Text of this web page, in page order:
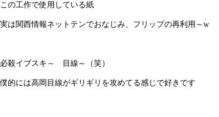
この工作で使用している紙
実は関西情報ネットテンでおなじみ、フリップの再利用～w
必殺イブスキ～ 目線～（笑）
僕的には高岡目線がギリギリを攻めてる感じで好きです